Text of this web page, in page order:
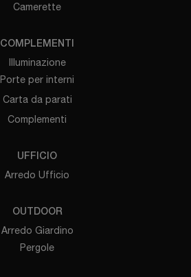
Camerette
COMPLEMENTI
Illuminazione
Porte per interni
Carta da parati
Complementi
UFFICIO
Arredo Ufficio
OUTDOOR
Arredo Giardino
Pergole